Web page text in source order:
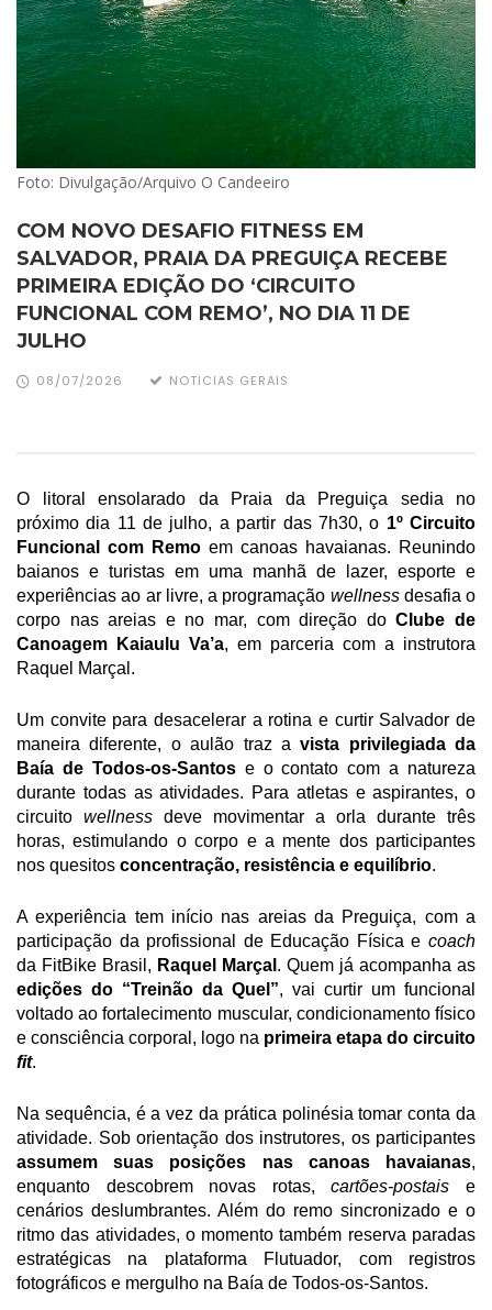
Foto: Divulgação/Arquivo O Candeeiro
COM NOVO DESAFIO FITNESS EM
SALVADOR, PRAIA DA PREGUIÇA RECEBE
PRIMEIRA EDIÇÃO DO ‘CIRCUITO
FUNCIONAL COM REMO’, NO DIA 11 DE
JULHO
08/07/2026 NOTICIAS GERAIS
O litoral ensolarado da Praia da Preguiça sedia no
próximo dia 11 de julho, a partir das 7h30, o 1º Circuito
Funcional com Remo em canoas havaianas. Reunindo
baianos e turistas em uma manhã de lazer, esporte e
experiências ao ar livre, a programação wellness desafia o
corpo nas areias e no mar, com direção do Clube de
Canoagem Kaiaulu Va’a, em parceria com a instrutora
Raquel Marçal.
Um convite para desacelerar a rotina e curtir Salvador de
maneira diferente, o aulão traz a vista privilegiada da
Baía de Todos-os-Santos e o contato com a natureza
durante todas as atividades. Para atletas e aspirantes, o
circuito wellness deve movimentar a orla durante três
horas, estimulando o corpo e a mente dos participantes
nos quesitos concentração, resistência e equilíbrio.
A experiência tem início nas areias da Preguiça, com a
participação da profissional de Educação Física e
da FitBike Brasil, Raquel Marçal
edições do “Treinão da Quel”, vai curtir um funcional
voltado ao fortalecimento muscular, condicionamento físico
e consciência corporal, logo na
fit.
Na sequência, é a vez da prática polinésia tomar conta da
atividade. Sob orientação dos instrutores,
assumem suas posições nas canoas havaianas,
enquanto descobrem novas rotas, cartões-postais e
cenários deslumbrantes. Além do remo sincronizado e o
ritmo das atividades, o momento também reserva paradas
estratégicas na plataforma Flutuador, com registros
fotográficos e mergulho na Baía de Todos-os-Santos.